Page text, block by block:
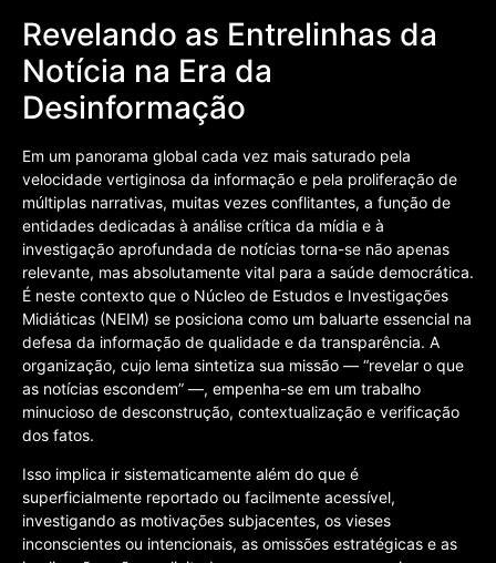
Revelando as Entrelinhas da
Notícia na Era da
Desinformação
Em um panorama global cada vez mais saturado pela
velocidade vertiginosa da informação e pela proliferação de
múltiplas narrativas, muitas vezes conflitantes, a função de
entidades dedicadas à análise crítica da mídia e à
investigação aprofundada de notícias torna-se não apenas
relevante, mas absolutamente vital para a saúde democrática.
É neste contexto que o Núcleo de Estudos e Investigações
Midiáticas (NEIM) se posiciona como um baluarte essencial na
defesa da informação de qualidade e da transparência. A
organização, cujo lema sintetiza sua missão — “revelar o que
as notícias escondem” —, empenha-se em um trabalho
minucioso de desconstrução, contextualização e verificação
dos fatos.
Isso implica ir sistematicamente além do que é
superficialmente reportado ou facilmente acessível,
investigando as motivações subjacentes, os vieses
inconscientes ou intencionais, as omissões estratégicas e as